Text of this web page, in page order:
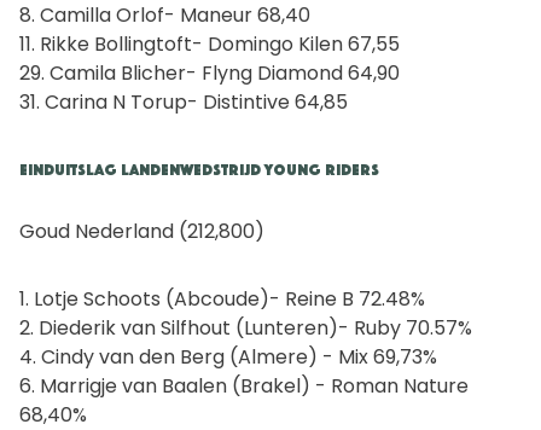
8. Camilla Orlof- Maneur 68,40
11. Rikke Bollingtoft- Domingo Kilen 67,55
29. Camila Blicher- Flyng Diamond 64,90
31. Carina N Torup- Distintive 64,85
Einduitslag Landenwedstrijd Young Riders
Goud Nederland (212,800)
1. Lotje Schoots (Abcoude)- Reine B 72.48%
2. Diederik van Silfhout (Lunteren)- Ruby 70.57%
4. Cindy van den Berg (Almere) - Mix 69,73%
6. Marrigje van Baalen (Brakel) - Roman Nature
68,40%